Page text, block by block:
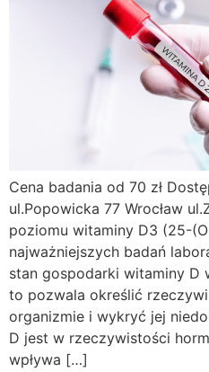
Cena badania od 70 zł
ul.Popowicka 77 Wrocław
poziomu witaminy D3 (25-
najważniejszych badań
stan gospodarki witaminy D
to pozwala określić
organizmie i wykryć jej
D jest w rzeczywistości
wpływa […]